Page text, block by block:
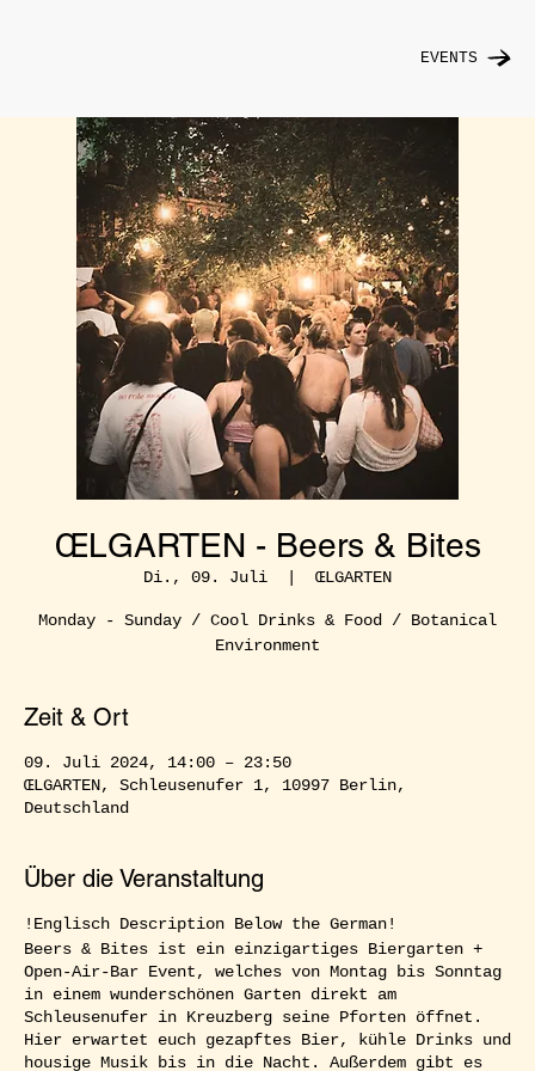
EVENTS
ŒLGARTEN - Beers & Bites
Di., 09. Juli
  |
ŒLGARTEN
Monday - Sunday / Cool Drinks & Food / Botanical
Environment
Zeit & Ort
09. Juli 2024, 14:00 – 23:50
ŒLGARTEN, Schleusenufer 1, 10997 Berlin,
Deutschland
Über die Veranstaltung
!Englisch Description Below the German!
Beers & Bites ist ein einzigartiges Biergarten +
Open-Air-Bar Event, welches von Montag bis Sonntag
in einem wunderschönen Garten direkt am
Schleusenufer in Kreuzberg seine Pforten öffnet.
Hier erwartet euch gezapftes Bier, kühle Drinks und
housige Musik bis in die Nacht. Außerdem gibt es